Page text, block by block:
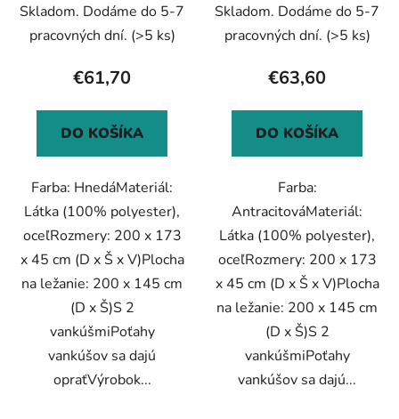
Skladom. Dodáme do 5-7
pracovných dní. (>5 ks)
€61,70
DO KOŠÍKA
Farba: HnedáMateriál:
Látka (100% polyester),
oceľRozmery: 200 x 173
x 45 cm (D x Š x V)Plocha
na ležanie: 200 x 145 cm
(D x Š)S 2
vankúšmiPoťahy
vankúšov sa dajú
opraťVýrobok...
Skladom. Dodáme do 5-7
pracovných dní. (>5 ks)
€63,60
DO KOŠÍKA
Farba:
AntracitováMateriál:
Látka (100% polyester),
oceľRozmery: 200 x 173
x 45 cm (D x Š x V)Plocha
na ležanie: 200 x 145 cm
(D x Š)S 2
vankúšmiPoťahy
vankúšov sa dajú...